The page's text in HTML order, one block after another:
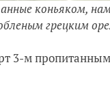
коньяком,
грецким
3-м